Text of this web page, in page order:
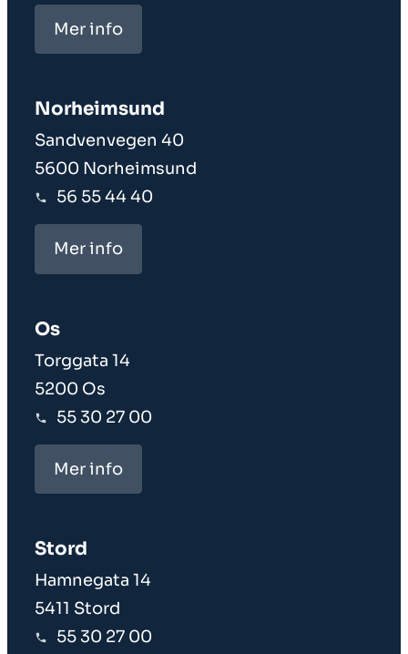
Mer info
Norheim­sund
Sandvenvegen 40
5600 Norheimsund
56 55 44 40
Mer info
Os
Torggata 14
5200 Os
55 30 27 00
Mer info
Stord
Hamnegata 14
5411 Stord
55 30 27 00